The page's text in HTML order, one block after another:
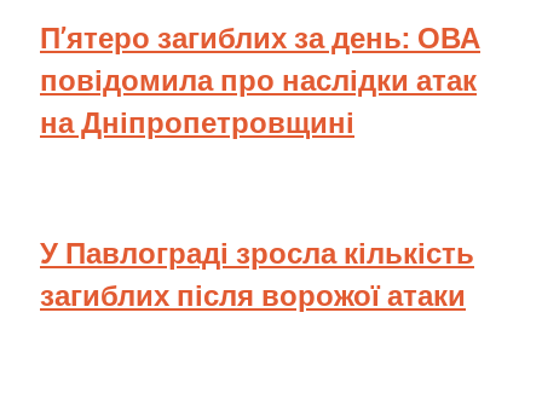
П’ятеро загиблих за день: ОВА
повідомила про наслідки атак
на Дніпропетровщині
У Павлограді зросла кількість
загиблих після ворожої атаки